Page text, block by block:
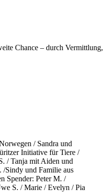
Chance – durch
/ Sandra und
Initiative für Tiere /
/ Tanja mit Aiden und
/Sindy und Familie aus
Spender: Peter M. /
S. / Marie / Evelyn / Pia